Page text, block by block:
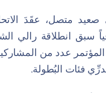
متصل، عقَدَ
سبق انطلاقة رالي
عدد من
فئات البُطولة.